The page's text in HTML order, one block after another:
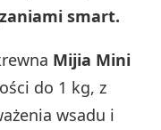
smart.
Mijia Mini
do 1 kg, z
wsadu i